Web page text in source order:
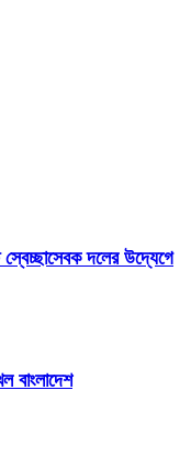
স্বেচ্ছাসেবক দলের উদ্যেগে
বাংলাদেশ